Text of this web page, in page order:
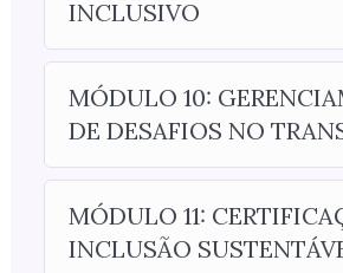
INCLUSIVO
MÓDULO 10:
DE DESAFIOS NO
MÓDULO 11:
INCLUSÃO